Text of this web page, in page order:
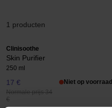
1 producten
Clinisoothe
Skin Purifier
250 ml
17 €
Normale prijs 34
€
Niet op voorraad